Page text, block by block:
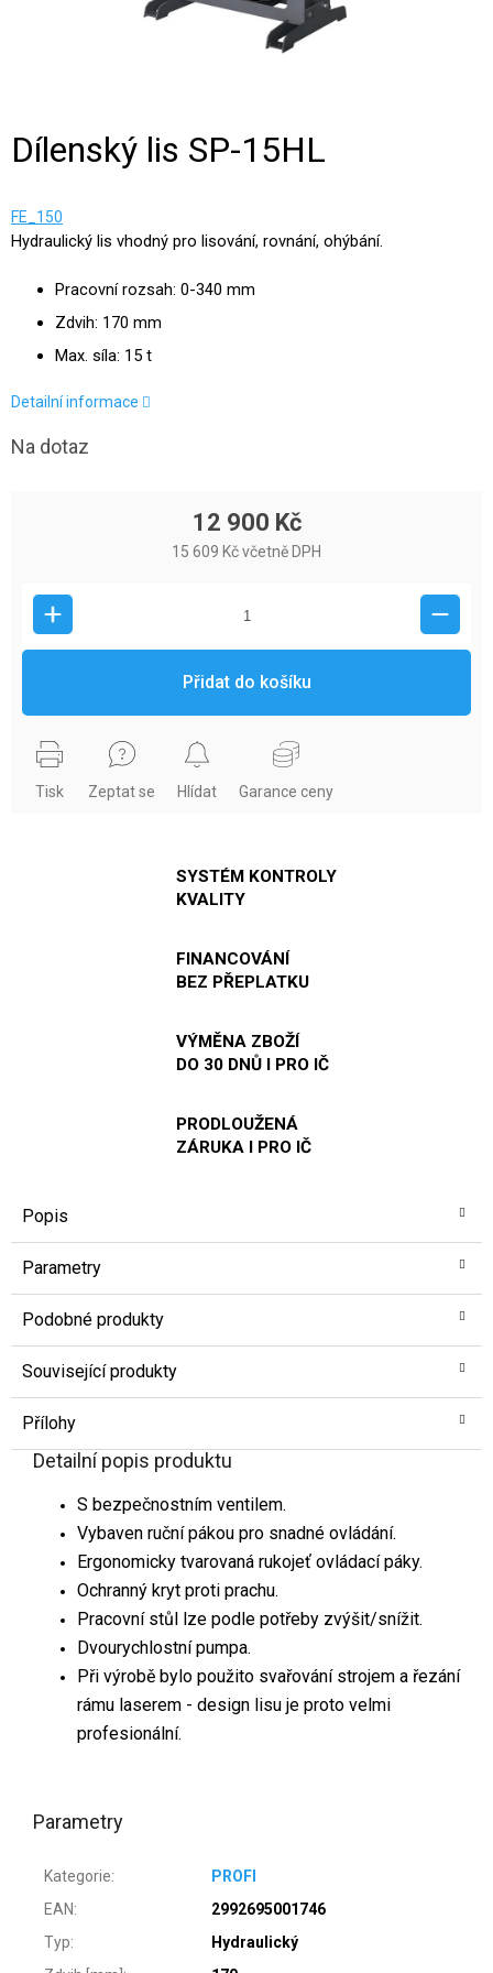
Dílenský lis SP-15HL
FE_150
Hydraulický lis vhodný pro lisování, rovnání, ohýbání.
Pracovní rozsah: 0-340 mm
Zdvih: 170 mm
Max. síla: 15 t
Detailní informace
Na dotaz
12 900 Kč
15 609 Kč včetně DPH
Přidat do košíku
Tisk Zeptat se Hlídat Garance ceny
SYSTÉM KONTROLY
KVALITY
FINANCOVÁNÍ
BEZ PŘEPLATKU
VÝMĚNA ZBOŽÍ
DO 30 DNŮ I PRO IČ
PRODLOUŽENÁ
ZÁRUKA I PRO IČ
Popis
Parametry
Podobné produkty
Související produkty
Přílohy
Detailní popis produktu
S bezpečnostním ventilem.
Vybaven ruční pákou pro snadné ovládání.
Ergonomicky tvarovaná rukojeť ovládací páky.
Ochranný kryt proti prachu.
Pracovní stůl lze podle potřeby zvýšit/snížit.
Dvourychlostní pumpa.
Při výrobě bylo použito svařování strojem a řezání
rámu laserem - design lisu je proto velmi
profesionální.
Parametry
Kategorie:
PROFI
EAN:
2992695001746
Typ:
Hydraulický